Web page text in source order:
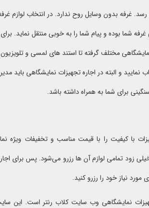
غرفه بدون وسایل روح ندارد. در انتخاب لوازم
شما بوده و پیام شما را به خوبی منتقل نماید.
مختلف گرفته تا استند های لمسی و
نمایید و البته در اجاره تجهیزات نمایشگاهی باید
برای شما به همراه داشته باشد.
با کیفیت را با قیمت مناسب و تخفیفات ویژه
زود تمامی لوازم آن ها رزرو می‌شود. پس برای
نیاز خود را رزرو کنید.
نمایشگاهی وب سایت کلاب رنتر است. این